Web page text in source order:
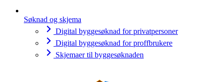
Søknad og skjema
Digital byggesøknad for privatpersoner
Digital byggesøknad for proffbrukere
Skjemaer til byggesøknaden